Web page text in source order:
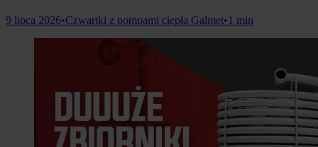
9 lipca 2026•Czwartki z pompami ciepła Galmet•1 min